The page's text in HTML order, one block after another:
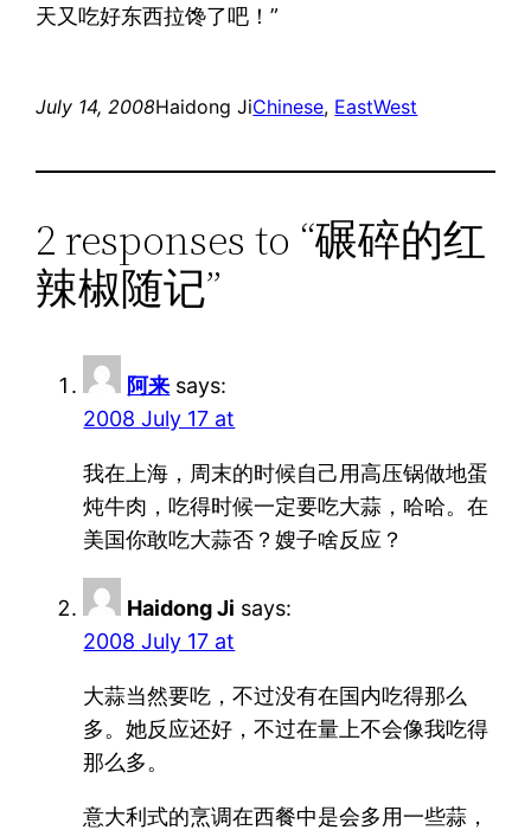
天又吃好东西拉馋了吧！”
July 14, 2008Haidong JiChinese, EastWest
2 responses to “碾碎的红
辣椒随记”
阿来 says:
2008 July 17 at
我在上海，周末的时候自己用高压锅做地蛋
炖牛肉，吃得时候一定要吃大蒜，哈哈。在
美国你敢吃大蒜否？嫂子啥反应？
Haidong Ji says:
2008 July 17 at
大蒜当然要吃，不过没有在国内吃得那么
多。她反应还好，不过在量上不会像我吃得
那么多。
意大利式的烹调在西餐中是会多用一些蒜，